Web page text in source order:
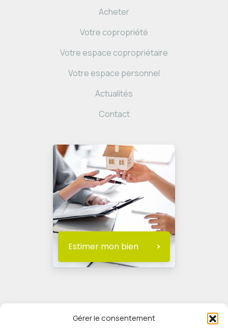
Gérer le consentement
Acheter
Votre copropriété
Votre espace copropriétaire
Votre espace personnel
Actualités
Contact
Estimer mon bien